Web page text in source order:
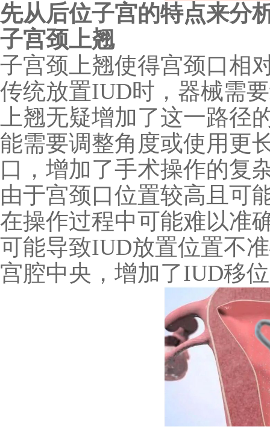
先从后位子宫的特点来分
子宫颈上翘
子宫颈上翘使得宫颈口相
传统放置IUD时，器械需
上翘无疑增加了这一路径
能需要调整角度或使用更
口，增加了手术操作的复
由于宫颈口位置较高且可
在操作过程中可能难以准
可能导致IUD放置位置不
宫腔中央，增加了IUD移